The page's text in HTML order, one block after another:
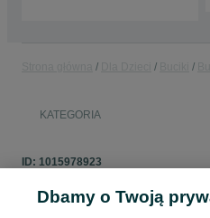
KATEGORIA
ID: 1015978923
Dbamy o Twoją